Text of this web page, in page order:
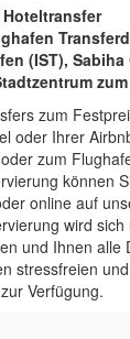
(IST), Sabiha
zum
oder Ihrer
zum
können
online auf
wird
und Ihnen alle
stressfreien
Verfügung.